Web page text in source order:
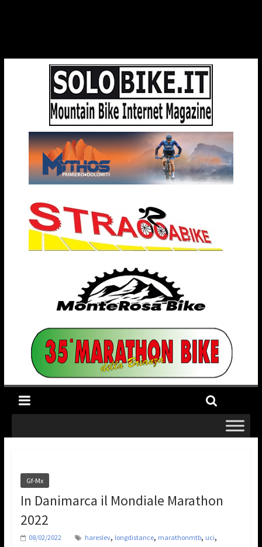
Gf-Mx
In Danimarca il Mondiale Marathon
2022
08/02/2022 hareslev, longdistance, marathonmtb, uci,